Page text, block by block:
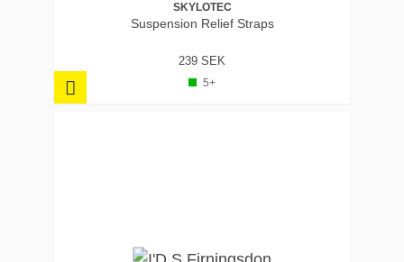
SKYLOTEC
Suspension Relief Straps
239 SEK
5+